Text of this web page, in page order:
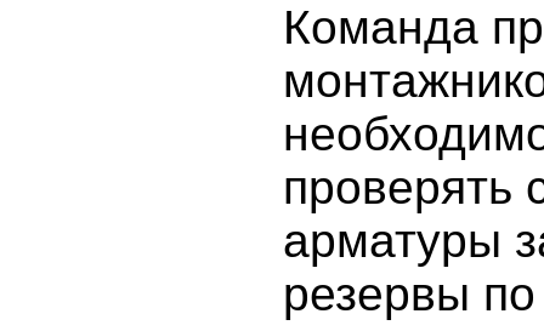
Команда
проверять
арматуры
резервы